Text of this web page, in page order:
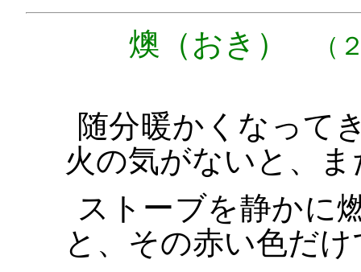
燠（おき）
（
随分暖かくなって
火の気がないと、
ストーブを静かに
と、その赤い色だ